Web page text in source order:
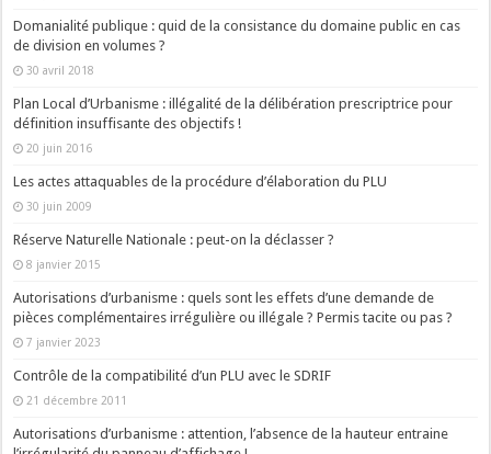
Domanialité publique : quid de la consistance du domaine public en cas
de division en volumes ?
30 avril 2018
Plan Local d’Urbanisme : illégalité de la délibération prescriptrice pour
définition insuffisante des objectifs !
20 juin 2016
Les actes attaquables de la procédure d’élaboration du PLU
30 juin 2009
Réserve Naturelle Nationale : peut-on la déclasser ?
8 janvier 2015
Autorisations d’urbanisme : quels sont les effets d’une demande de
pièces complémentaires irrégulière ou illégale ? Permis tacite ou pas ?
7 janvier 2023
Contrôle de la compatibilité d’un PLU avec le SDRIF
21 décembre 2011
Autorisations d’urbanisme : attention, l’absence de la hauteur entraine